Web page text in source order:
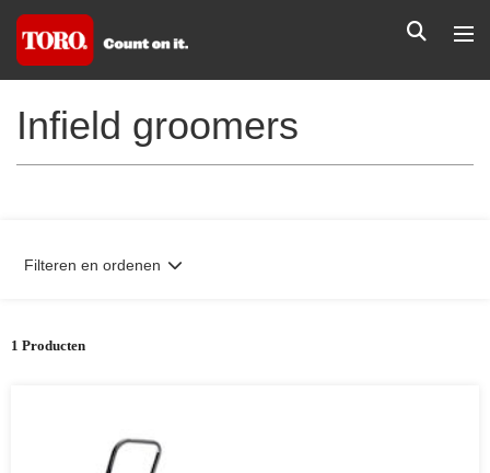
Infield groomers
1 Producten
Filteren en ordenen